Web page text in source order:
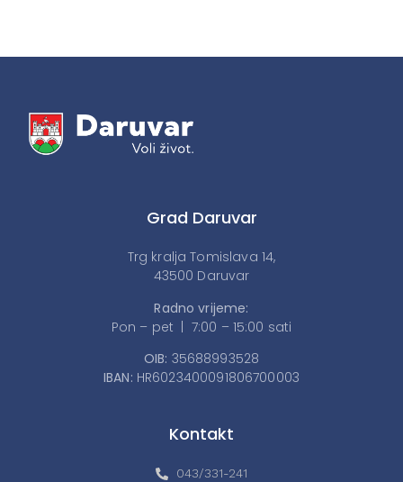
Grad Daruvar
Trg kralja Tomislava 14,
43500 Daruvar
Radno vrijeme:
Pon – pet | 7:00 – 15:00 sati
OIB: 35688993528
IBAN: HR6023400091806700003
Kontakt
043/331-241